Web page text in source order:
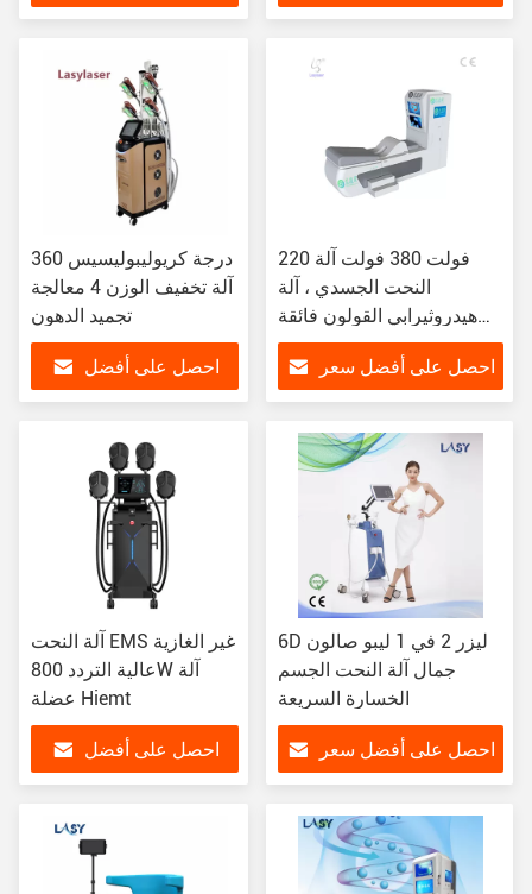
360 درجة كريوليبوليسيس
آلة تخفيف الوزن 4 معالجة
تجميد الدهون
احصل على أفضل
220 فولت 380 فولت آلة
النحت الجسدي ، آلة
هيدروثيرابي القولون فائقة
البخار
احصل على أفضل سعر
آلة النحت EMS غير الغازية
عالية التردد 800W آلة
عضلة Hiemt
احصل على أفضل
6D ليزر 2 في 1 ليبو صالون
جمال آلة النحت الجسم
الخسارة السريعة
احصل على أفضل سعر